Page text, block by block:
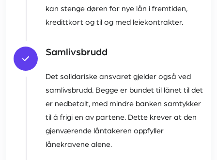
kan stenge døren for nye lån i fremtiden,
kredittkort og til og med leiekontrakter.
Samlivsbrudd
Det solidariske ansvaret gjelder også ved
samlivsbrudd. Begge er bundet til lånet til det
er nedbetalt, med mindre banken samtykker
til å frigi en av partene. Dette krever at den
gjenværende låntakeren oppfyller
lånekravene alene.